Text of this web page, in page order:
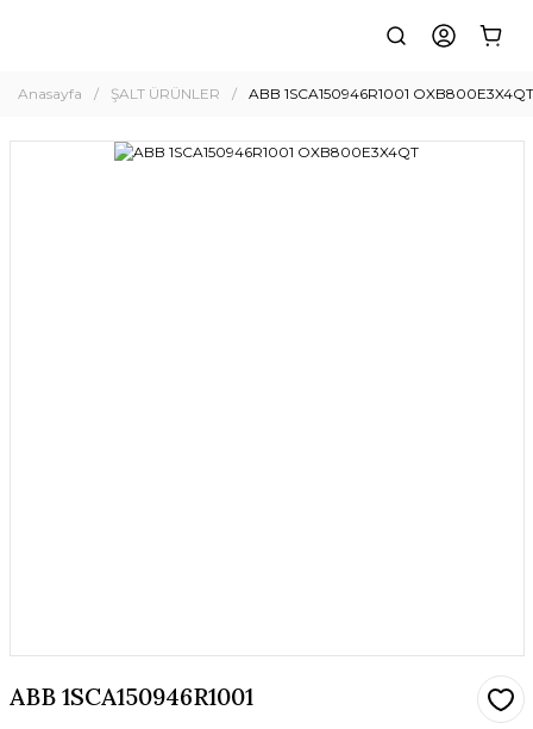
Anasayfa ŞALT ÜRÜNLER ABB 1SCA150946R1001 OXB800E3X4QT
ABB 1SCA150946R1001